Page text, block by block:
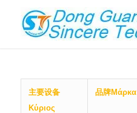
主要设备
Κύριος
品牌Μάρκα